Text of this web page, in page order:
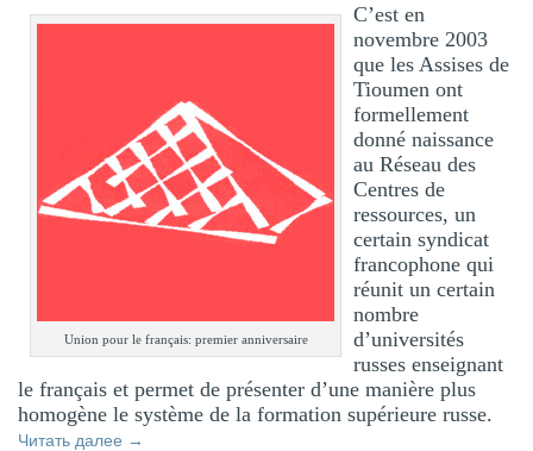
Union pour le français: premier anniversaire
C’est en
novembre 2003
que les Assises de
Tioumen ont
formellement
donné naissance
au Réseau des
Centres de
ressources, un
certain syndicat
francophone qui
réunit un certain
nombre
d’universités
russes enseignant
le français et permet de présenter d’une manière plus
homogène le système de la formation supérieure russe.
Читать далее →